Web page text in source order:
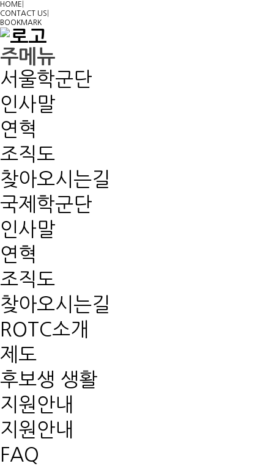
HOME
CONTACT US
BOOKMARK
주메뉴
서울학군단
인사말
연혁
조직도
찾아오시는길
국제학군단
인사말
연혁
조직도
찾아오시는길
ROTC소개
제도
후보생 생활
지원안내
지원안내
FAQ